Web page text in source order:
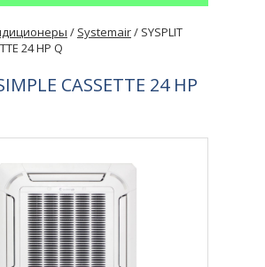
/ Systemair/ SYSPLIT
24 HP Q
CASSETTE 24 HP